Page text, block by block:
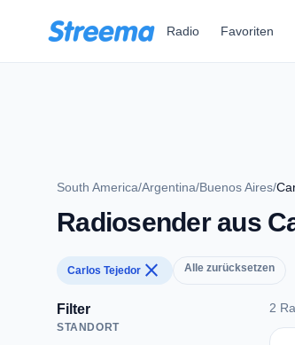
Radio Favoriten
South America/Argentina/Buenos Aires/
Radiosender aus
Carlos Tejedor close Alle zurücksetzen
Filter
STANDORT
2
2